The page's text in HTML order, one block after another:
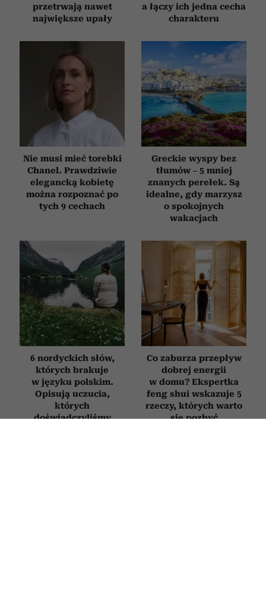
przetrwają nawet
największe upały
a łączy ich jedna cecha
charakteru
Nie musi mieć torebki
Chanel. Prawdziwie
elegancką kobietę
można rozpoznać po
tych 9 cechach
Greckie wyspy bez
tłumów – 5 mniej
znanych perełek. Są
idealne, gdy marzysz
o spokojnych
wakacjach
6 nordyckich słów,
których brakuje
w języku polskim.
Opisują uczucia,
których
doświadczyliśmy
Co zaburza przepływ
dobrej energii
w domu? Ekspertka
feng shui wskazuje 5
rzeczy, których warto
się pozbyć